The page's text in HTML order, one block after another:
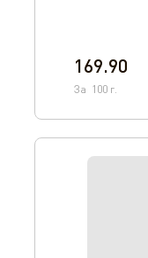
169.90
За 100 г.